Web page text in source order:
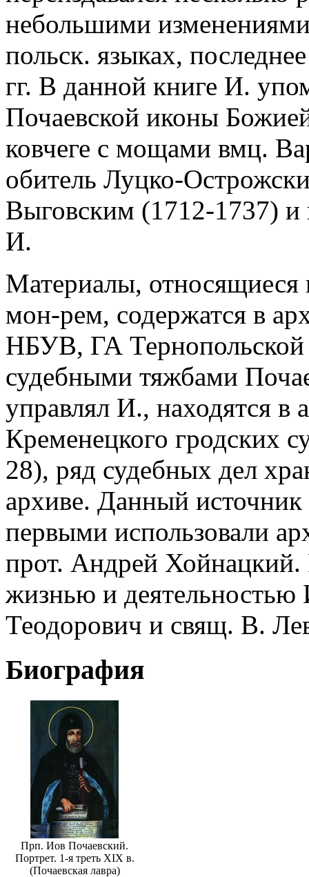
небольшими
польск. языках,
гг. В данной книге И.
Почаевской иконы
ковчеге с мощами вмц.
обитель Луцко-
Выговским (1712-1737)
И.
Материалы,
мон-рем, содержатся в
НБУВ, ГА Тернопольской
судебными тяжбами
управлял И., находятся в
Кременецкого
28), ряд судебных дел
архиве. Данный
первыми использовали
прот. Андрей Хойнацкий.
жизнью и
Теодорович и свящ. В.
Биография
Прп. Иов Почаевский.
Портрет. 1-я треть XIX в.
(Почаевская лавра)